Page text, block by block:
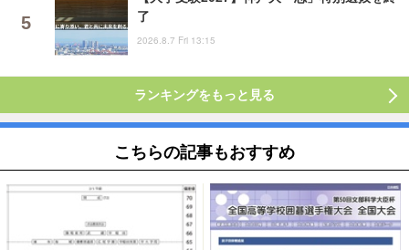
了
2026.8.7 Fri 13:15
ランキングをもっと見る
こちらの記事もおすすめ